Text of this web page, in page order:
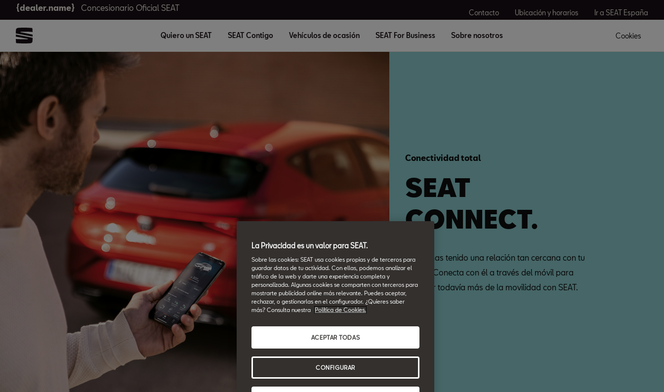
{dealer.name} Concesionario Oficial SEAT
Contacto Ubicación y horarios Ir a SEAT España
Quiero un SEAT SEAT Contigo Vehículos de ocasión SEAT For Business Sobre nosotros Cookies
Conectividad total
SEAT
CONNECT.
Nunca has tenido una relación tan cercana con tu
coche. Conecta con él a través del móvil para
disfrutar todavía más de la movilidad con SEAT.
La Privacidad es un valor para SEAT.
Sobre las cookies: SEAT usa cookies propias y de terceros para
guardar datos de tu actividad. Con ellas, podemos analizar el
tráfico de la web y darte una experiencia completa y
personalizada. Algunas cookies se comparten con terceros para
mostrarte publicidad online más relevante. Puedes aceptar,
rechazar, o gestionarlas en el configurador. ¿Quieres saber
más? Consulta nuestra
Política de Cookies.
ACEPTAR TODAS
CONFIGURAR